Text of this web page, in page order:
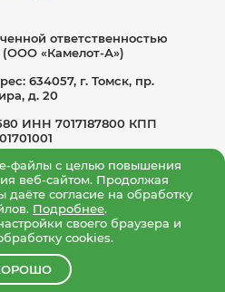
ответственностью
(ООО «Камелот-А»)
634057, г. Томск, пр.
д. 20
ИНН 7017187800 КПП
персональных
персональных данных
файлы с целью повышения
веб-сайтом. Продолжая
даёте согласие на обработку
Подробнее.
своего браузера и
cookies.